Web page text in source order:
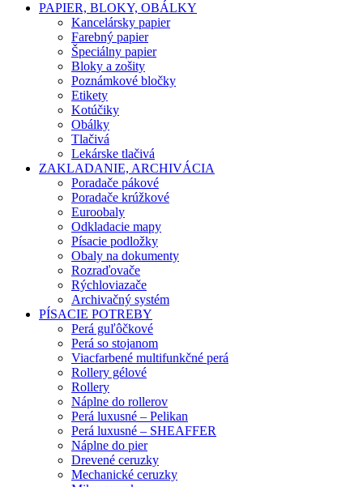
PAPIER, BLOKY, OBÁLKY
Kancelársky papier
Farebný papier
Špeciálny papier
Bloky a zošity
Poznámkové bločky
Etikety
Kotúčiky
Obálky
Tlačivá
Lekárske tlačivá
ZAKLADANIE, ARCHIVÁCIA
Poradače pákové
Poradače krúžkové
Euroobaly
Odkladacie mapy
Písacie podložky
Obaly na dokumenty
Rozraďovače
Rýchloviazače
Archivačný systém
PÍSACIE POTREBY
Perá guľôčkové
Perá so stojanom
Viacfarbené multifunkčné perá
Rollery gélové
Rollery
Náplne do rollerov
Perá luxusné – Pelikan
Perá luxusné – SHEAFFER
Náplne do pier
Drevené ceruzky
Mechanické ceruzky